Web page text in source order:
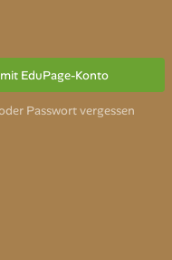
EduPage-Konto
Passwort vergessen